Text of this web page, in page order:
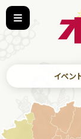
イベン